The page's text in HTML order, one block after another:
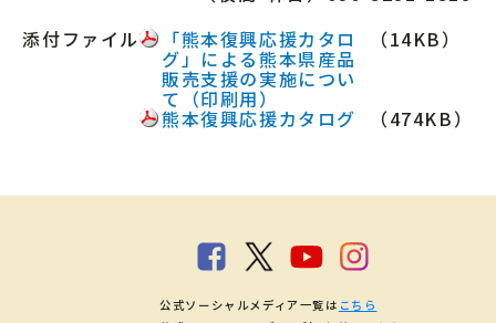
添付ファイル
「熊本復興応援カタロ
グ」による熊本県産品
販売支援の実施につい
て（印刷用）
（14KB）
熊本復興応援カタログ （474KB）
公式ソーシャルメディア一覧は こちら